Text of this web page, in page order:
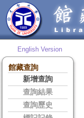
English Version
館藏查詢
新增查詢
查詢結果
查詢歷史